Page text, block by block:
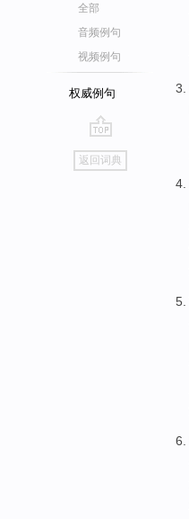
全部
音频例句
视频例句
权威例句
go
top
返回词典